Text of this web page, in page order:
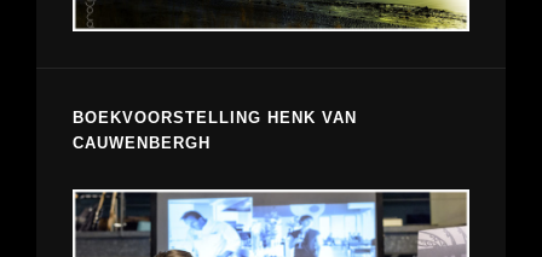
BOEKVOORSTELLING HENK VAN
CAUWENBERGH